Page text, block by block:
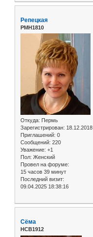
Репецкая
РМН1810
Откуда: Пермь
Зарегистрирован: 18.12.2018
Приглашений: 0
Сообщений: 220
Уважение: +1
Пол: Женский
Провел на форуме:
15 часов 39 минут
Последний визит:
09.04.2025 18:38:16
Сёма
НСВ1912